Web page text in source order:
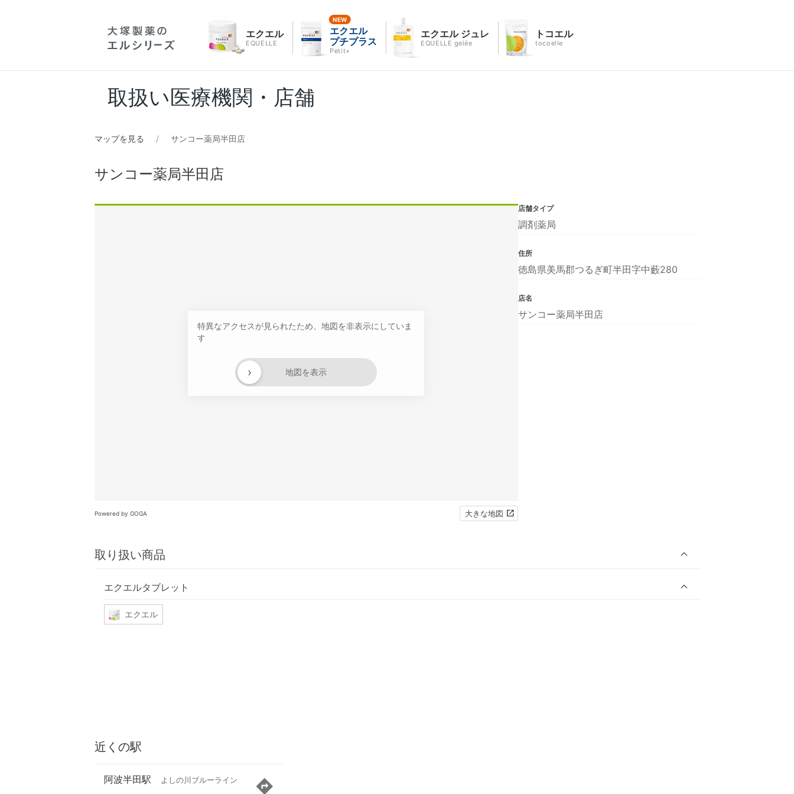
エクエル
EQUELLE
エクエル
プチプラス
Petit+
エクエル ジュレ
EQUELLE gelée
トコエル
tocoelle
取扱い医療機関・店舗
マップを見る サンコー薬局半田店
サンコー薬局半田店
特異なアクセスが見られたため、地図を非表示にしていま
す
地図を表示
›
Powered by GOGA 大きな地図
取り扱い商品
エクエルタブレット
エクエル
店舗タイプ
調剤薬局
住所
徳島県美馬郡つるぎ町半田字中藪280
店名
サンコー薬局半田店
近くの駅
阿波半田駅 よしの川ブルーライン